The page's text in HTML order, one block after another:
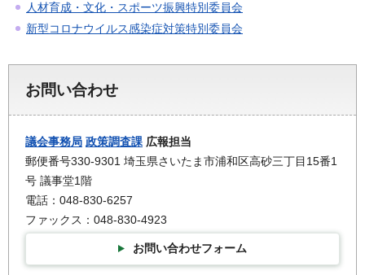
人材育成・文化・スポーツ振興特別委員会
新型コロナウイルス感染症対策特別委員会
お問い合わせ
議会事務局 政策調査課 広報担当
郵便番号330-9301 埼玉県さいたま市浦和区高砂三丁目15番1
号 議事堂1階
電話：048-830-6257
ファックス：048-830-4923
お問い合わせフォーム